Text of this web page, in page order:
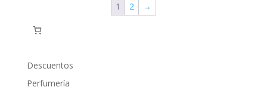
1 2 →
Descuentos
Perfumería